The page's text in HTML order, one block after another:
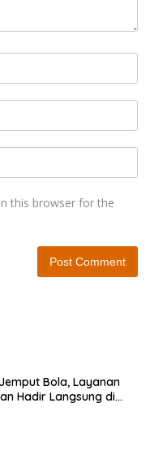
this browser for the
Bola, Layanan
Hadir Langsung di